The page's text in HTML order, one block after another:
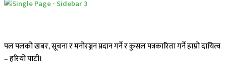
पल पलको खबर, सूचना र मनोरञ्जन प्रदान गर्ने र कुसल पत्रकारिता गर्ने हाम्रो दायित्व
– हरियो पाटी।